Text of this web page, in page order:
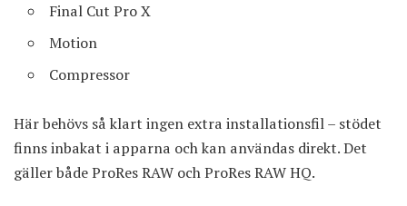
Final Cut Pro X
Motion
Compressor
Här behövs så klart ingen extra installationsfil – stödet
finns inbakat i apparna och kan användas direkt. Det
gäller både ProRes RAW och ProRes RAW HQ.